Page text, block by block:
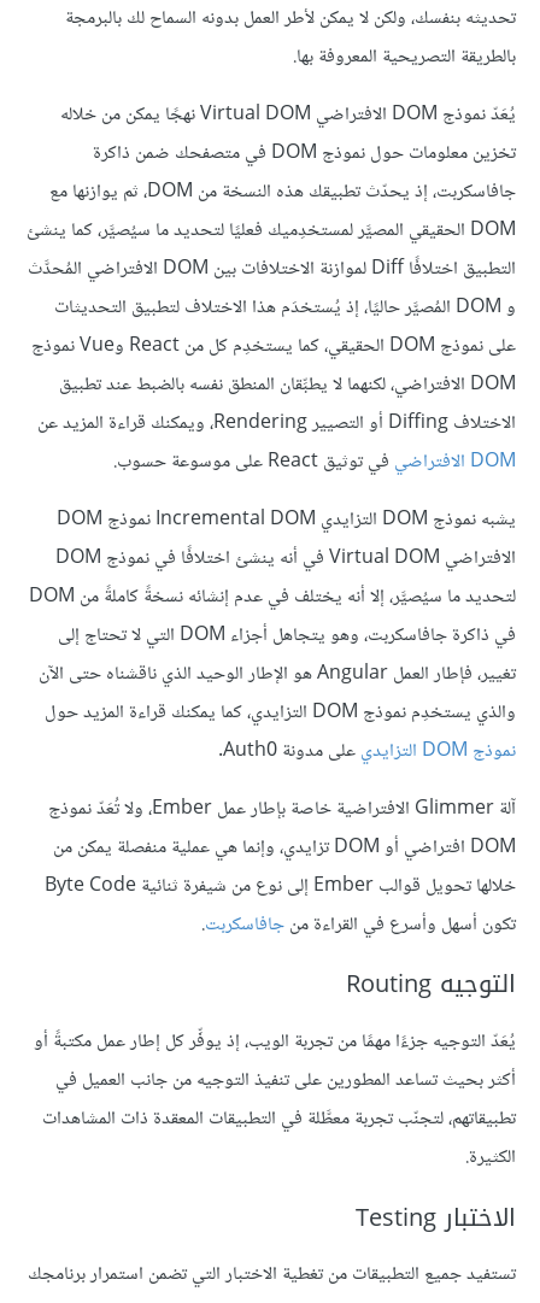
تحديثه بنفسك، ولكن لا يمكن لأطر العمل بدونه السماح لك بالبرمجة
بالطريقة التصريحية المعروفة بها.
يُعَدّ نموذج DOM الافتراضي Virtual DOM نهجًا يمكن من خلاله
تخزين معلومات حول نموذج DOM في متصفحك ضمن ذاكرة
جافاسكربت، إذ يحدّث تطبيقك هذه النسخة من DOM، ثم يوازنها مع
DOM الحقيقي المصيَّر لمستخدِميك فعليًا لتحديد ما سيُصيَّر، كما ينشئ
التطبيق اختلافًا Diff لموازنة الاختلافات بين DOM الافتراضي المُحدَّث
و DOM المُصيَّر حاليًا، إذ يُستخدَم هذا الاختلاف لتطبيق التحديثات
على نموذج DOM الحقيقي، كما يستخدِم كل من React وVue نموذج
DOM الافتراضي، لكنهما لا يطبِّقان المنطق نفسه بالضبط عند تطبيق
الاختلاف Diffing أو التصيير Rendering، ويمكنك قراءة المزيد عن
DOM الافتراضي
في توثيق React على موسوعة حسوب.
يشبه نموذج DOM التزايدي Incremental DOM نموذج DOM
الافتراضي Virtual DOM في أنه ينشئ اختلافًا في نموذج DOM
لتحديد ما سيُصيَّر، إلا أنه يختلف في عدم إنشائه نسخةً كاملةً من DOM
في ذاكرة جافاسكربت، وهو يتجاهل أجزاء DOM التي لا تحتاج إلى
تغيير، فإطار العمل Angular هو الإطار الوحيد الذي ناقشناه حتى الآن
والذي يستخدِم نموذج DOM التزايدي، كما يمكنك قراءة المزيد حول
نموذج DOM التزايدي
على مدونة Auth0.
آلة Glimmer الافتراضية خاصة بإطار عمل Ember، ولا تُعَدّ نموذج
DOM افتراضي أو DOM تزايدي، وإنما هي عملية منفصلة يمكن من
خلالها تحويل قوالب Ember إلى نوع من شيفرة ثنائية Byte Code
تكون أسهل وأسرع في القراءة منجافاسكربت.
التوجيه Routing
يُعَدّ التوجيه جزءًا مهمًا من تجربة الويب، إذ يوفِّر كل إطار عمل مكتبةً أو
أكثر بحيث تساعد المطورين على تنفيذ التوجيه من جانب العميل في
تطبيقاتهم، لتجنّب تجربة معطَّلة في التطبيقات المعقدة ذات المشاهدات
الكثيرة.
الاختبار Testing
تستفيد جميع التطبيقات من تغطية الاختبار التي تضمن استمرار برنامجك